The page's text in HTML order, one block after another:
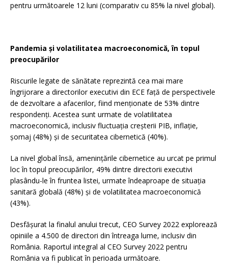
pentru următoarele 12 luni (comparativ cu 85% la nivel global).
Pandemia și volatilitatea macroeconomică, în topul
preocupărilor
Riscurile legate de sănătate reprezintă cea mai mare
îngrijorare a directorilor executivi din ECE față de perspectivele
de dezvoltare a afacerilor, fiind menționate de 53% dintre
respondenți. Acestea sunt urmate de volatilitatea
macroeconomică, inclusiv fluctuația creșterii PIB, inflație,
șomaj (48%) și de securitatea cibernetică (40%).
La nivel global însă, amenințările cibernetice au urcat pe primul
loc în topul preocupărilor, 49% dintre directorii executivi
plasându-le în fruntea listei, urmate îndeaproape de situația
sanitară globală (48%) și de volatilitatea macroeconomică
(43%).
Desfășurat la finalul anului trecut, CEO Survey 2022 explorează
opiniile a 4.500 de directori din întreaga lume, inclusiv din
România. Raportul integral al CEO Survey 2022 pentru
România va fi publicat în perioada următoare.